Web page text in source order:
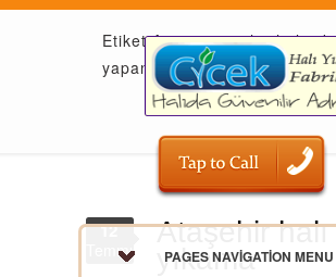
PAGES NAVIGATION MENU
Etiket Arşivi: ataşehir halı
yapan yerler
Ataşehir halı
yıkama
12
Temmuz